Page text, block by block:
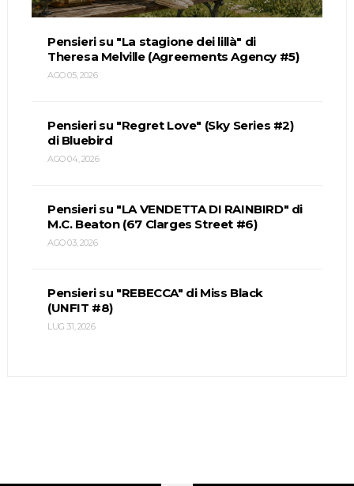
Pensieri su "La stagione dei lillà" di
Theresa Melville (Agreements Agency #5)
AGO 05, 2026
Pensieri su "Regret Love" (Sky Series #2)
di Bluebird
AGO 04, 2026
Pensieri su "LA VENDETTA DI RAINBIRD" di
M.C. Beaton (67 Clarges Street #6)
AGO 03, 2026
Pensieri su "REBECCA" di Miss Black
(UNFIT #8)
LUG 31, 2026